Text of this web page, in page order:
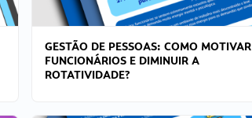
GESTÃO DE PESSOAS: COMO MOTIVAR
FUNCIONÁRIOS E DIMINUIR A
ROTATIVIDADE?